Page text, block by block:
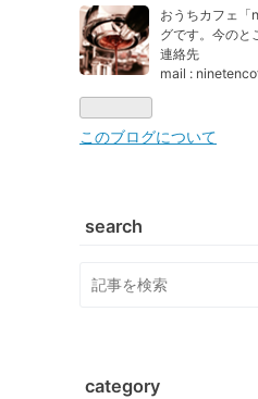
おうちカフェ
グです。今のと
連絡先
mail :
このブログについて
search
category